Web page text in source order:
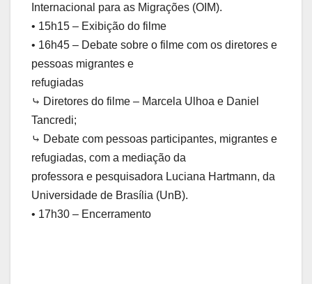
Internacional para as Migrações (OIM).
• 15h15 – Exibição do filme
• 16h45 – Debate sobre o filme com os diretores e
pessoas migrantes e
refugiadas
⤷ Diretores do filme – Marcela Ulhoa e Daniel
Tancredi;
⤷ Debate com pessoas participantes, migrantes e
refugiadas, com a mediação da
professora e pesquisadora Luciana Hartmann, da
Universidade de Brasília (UnB).
• 17h30 – Encerramento